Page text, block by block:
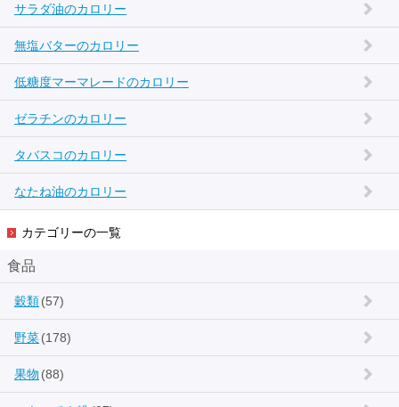
サラダ油のカロリー
無塩バターのカロリー
低糖度マーマレードのカロリー
ゼラチンのカロリー
タバスコのカロリー
なたね油のカロリー
カテゴリーの一覧
食品
穀類(57)
野菜(178)
果物 (88)